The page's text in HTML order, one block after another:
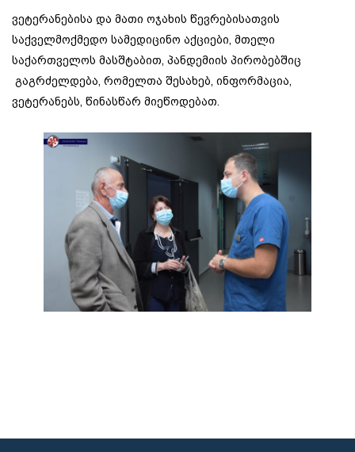
ვეტერანებისა და მათი ოჯახის წევრებისათვის
საქველმოქმედო სამედიცინო აქციები, მთელი
საქართველოს მასშტაბით, პანდემიის პირობებშიც
გაგრძელდება, რომელთა შესახებ, ინფორმაცია,
ვეტერანებს, წინასწარ მიეწოდებათ.